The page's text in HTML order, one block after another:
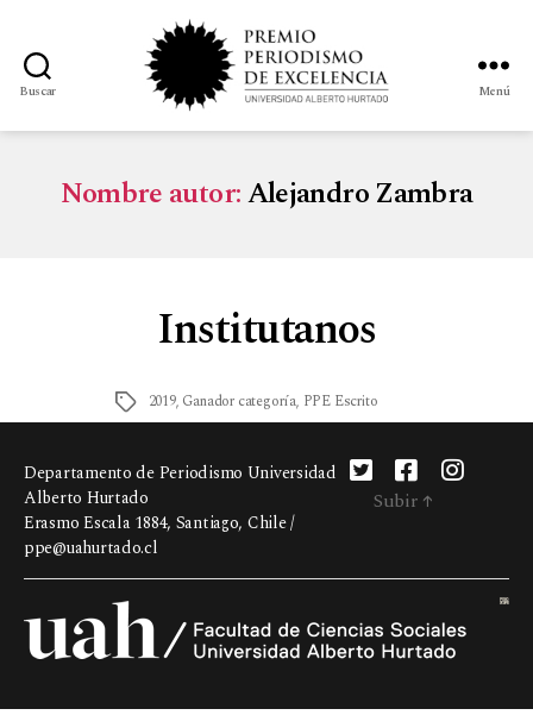
Buscar Menú
Nombre autor:Alejandro Zambra
Institutanos
2019, Ganador categoría, PPE Escrito
Departamento de Periodismo Universidad
Alberto Hurtado
Erasmo Escala 1884, Santiago, Chile /
ppe@uahurtado.cl
Subir ↑